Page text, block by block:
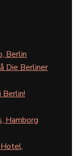
Berlin
Die Berliner
Hamborg